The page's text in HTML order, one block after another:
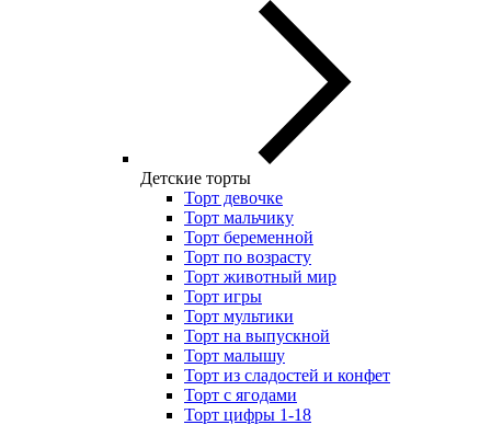
Детские торты
Торт девочке
Торт мальчику
Торт беременной
Торт по возрасту
Торт животный мир
Торт игры
Торт мультики
Торт на выпускной
Торт малышу
Торт из сладостей и конфет
Торт с ягодами
Торт цифры 1-18